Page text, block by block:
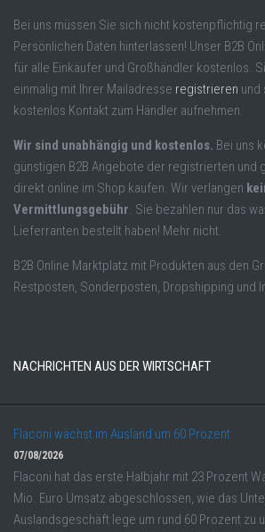
Bei uns müssen Sie sich nicht kostenpflichtig
Persönlichen Daten hinterlassen! Unser B2B
für alle Einkäufer und Großhändler kostenlos.
einmalig mit Ihrer Mailadresse registrieren und
kostenlos Kontakt zum Händler aufnehmen.
Wir sind unabhängig und kostenlos. Bei uns
günstigen B2B Angebote der registrierten und
direkt online im Shop kaufen. Wir verlangen
Vermittlungsgebühr. Sie bezahlen nur das
Lieferranten bestellt haben! Mehr nicht.
B2B Online Marktplatz mit Produkten aus den
Restposten, Sonderposten, Dropshipping und
NACHRICHTEN AUS DER WIRTSCHAFT
Flaconi wächst im Ausland um 60 Prozent
07/08/2026
Flaconi hat das erste Halbjahr mit 23 Prozent
Mio. Euro Umsatz abgeschlossen, wie das
Auslandsgeschäft lege um rund 60 Prozent zu